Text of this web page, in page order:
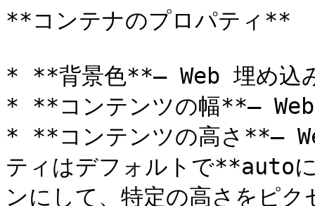
**コンテナのプロパティ**
* **背景色**– Web 埋め込
* **コンテンツの幅**– Web
* **コンテンツの高さ**–
ティはデフォルトで**auto
ンにして、特定の高さをピ